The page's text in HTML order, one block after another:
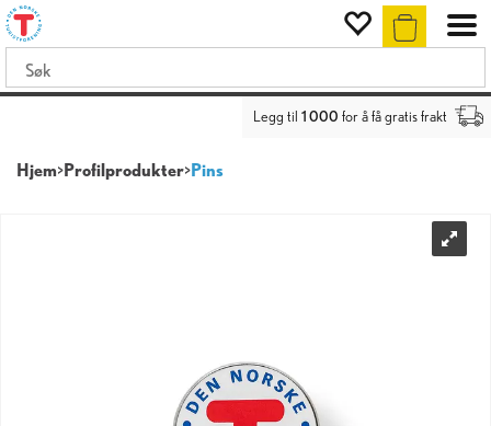
Legg til 1 000 for å få gratis frakt
Hjem>Profilprodukter>Pins